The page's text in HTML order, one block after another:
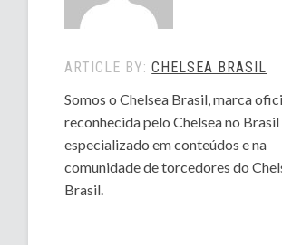
ARTICLE BY:CHELSEA BRASIL
Somos o Chelsea Brasil, marca
reconhecida pelo Chelsea no Brasil
especializado em conteúdos e na
comunidade de torcedores do
Brasil.